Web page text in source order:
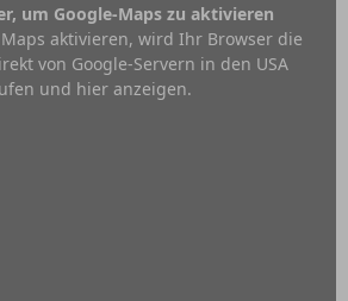
um Google-Maps zu aktivieren
aktivieren, wird Ihr Browser die
von Google-Servern in den USA
und hier anzeigen.